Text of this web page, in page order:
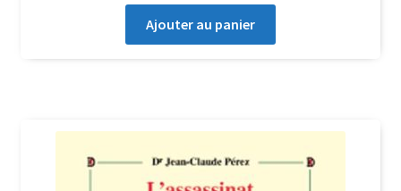
Ajouter au panier